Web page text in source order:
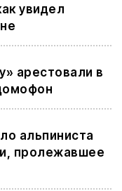
увидел
арестовали в
альпиниста
пролежавшее